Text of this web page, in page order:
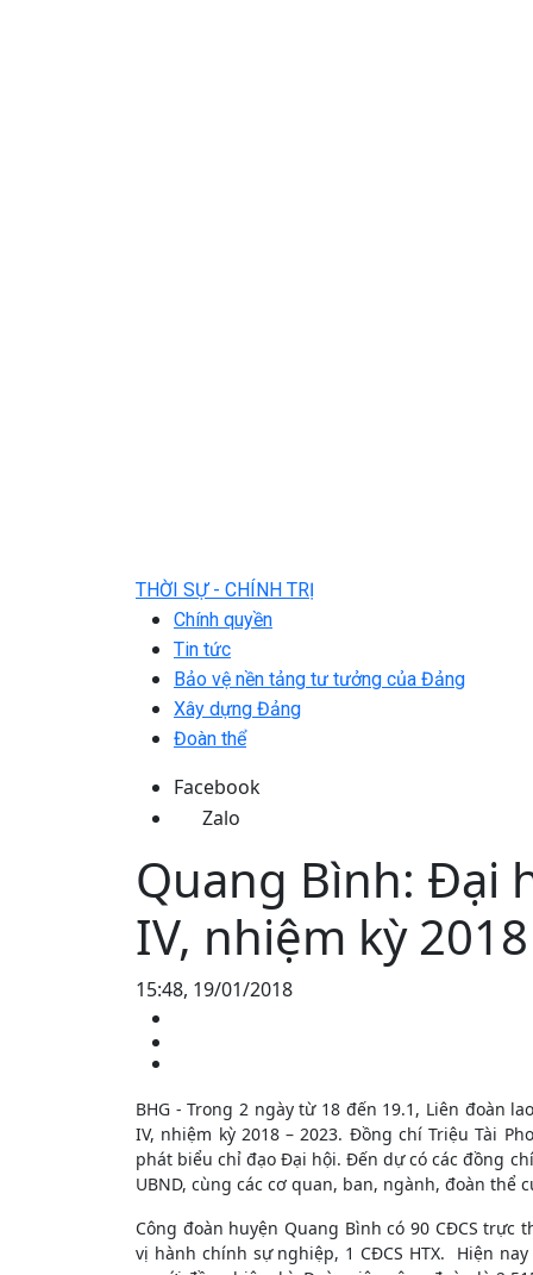
THỜI SỰ - CHÍNH TRỊ
Chính quyền
Tin tức
Bảo vệ nền tảng tư tưởng của Đảng
Xây dựng Đảng
Đoàn thể
Facebook
Zalo
Quang Bình: Đại
IV, nhiệm kỳ
15:48, 19/01/2018
BHG - Trong 2 ngày từ 18 đến 19.1, Liên đoàn
IV, nhiệm kỳ 2018 – 2023. Đồng chí Triệu Tài
phát biểu chỉ đạo Đại hội. Đến dự có các đồng
UBND, cùng các cơ quan, ban, ngành, đoàn thể
Công đoàn huyện Quang Bình có 90 CĐCS trực
vị hành chính sự nghiệp, 1 CĐCS HTX. Hiện